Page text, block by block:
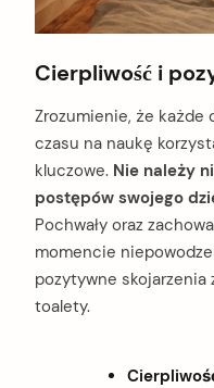
Cierpliwość i
Zrozumienie, że
czasu na naukę
kluczowe. Nie należy
postępów swojego
Pochwały oraz
momencie
pozytywne
toalety.